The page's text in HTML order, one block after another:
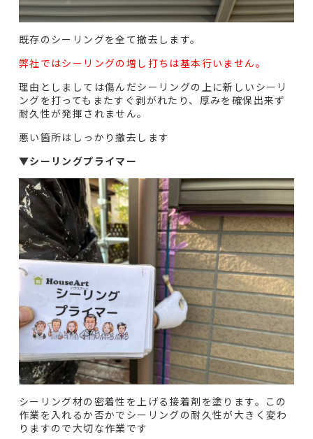
既存のシーリングを全て撤去します。
弊社ではシーリングの増し打ちは基本行いません。
理由としましては傷んだシーリングの上に新しいシーリ
ングを打ってもまたすぐ剥がれたり、厚みを確保出来ず
耐久性が発揮されません。
悪い箇所はしっかり撤去します
▼シーリングプライマー
シーリング材の密着性を上げる接着剤を塗ります。この
作業を入れるか否かでシーリングの耐久性が大きく変わ
りますので大切な作業です